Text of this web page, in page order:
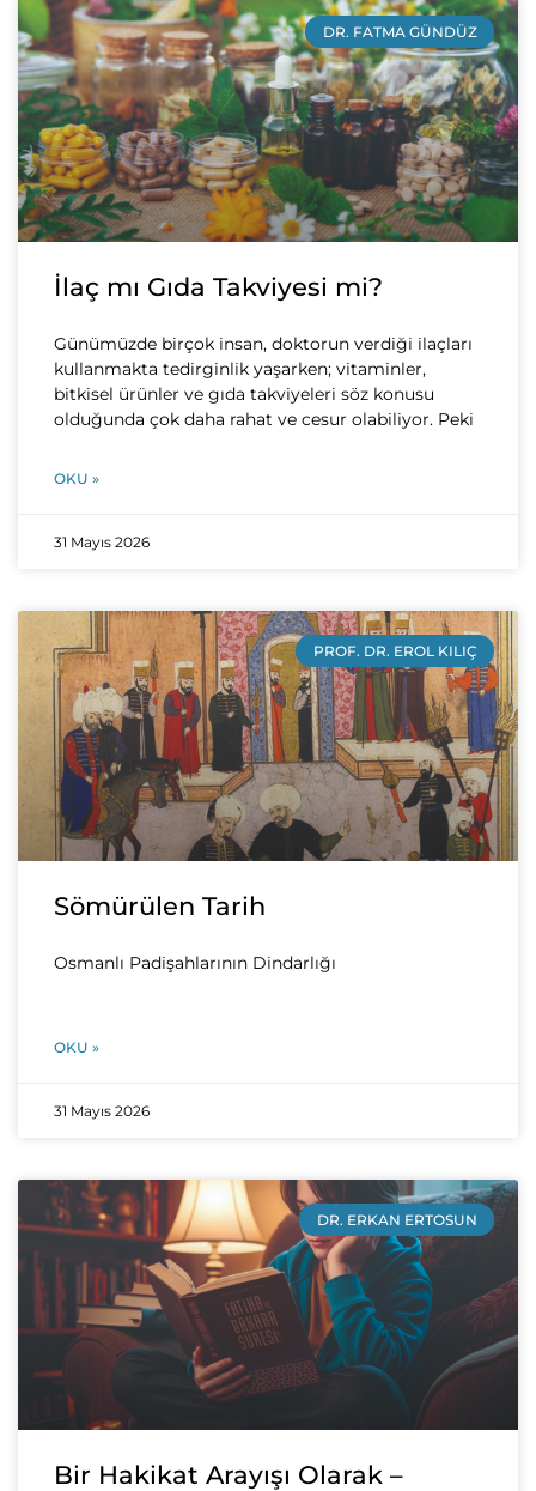
DR. FATMA GÜNDÜZ
İlaç mı Gıda Takviyesi mi?
Günümüzde birçok insan, doktorun verdiği ilaçları
kullanmakta tedirginlik yaşarken; vitaminler,
bitkisel ürünler ve gıda takviyeleri söz konusu
olduğunda çok daha rahat ve cesur olabiliyor. Peki
OKU »
31 Mayıs 2026
PROF. DR. EROL KILIÇ
Sömürülen Tarih
Osmanlı Padişahlarının Dindarlığı
OKU »
31 Mayıs 2026
DR. ERKAN ERTOSUN
Bir Hakikat Arayışı Olarak –